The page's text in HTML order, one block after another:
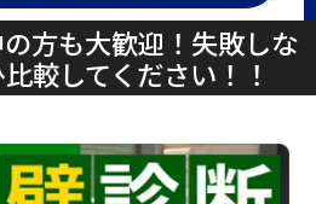
方も大歓迎！失敗しな
較してください！！